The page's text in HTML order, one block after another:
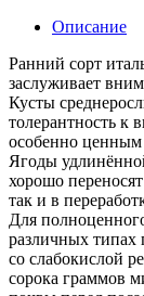
Описание
Ранний сорт
заслуживает
Кусты
толерантность к
особенно
Ягоды
хорошо
так и в
Для
различных типах
со слабокислой
сорока граммов